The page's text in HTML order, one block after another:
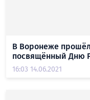
В Воронеже
посвящённый Дню
16:03 14.06.2021